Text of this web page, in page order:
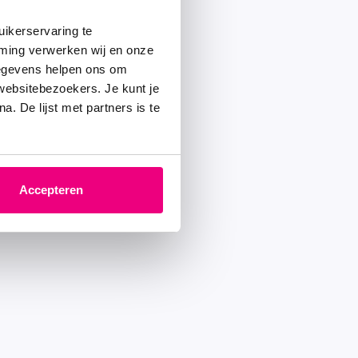
te
verwerken wij en onze
helpen ons om
Je kunt je
De lijst met partners is te
Accepteren